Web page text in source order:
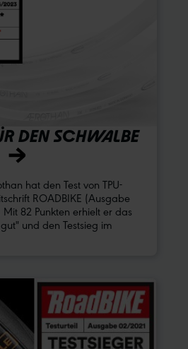
DEN SCHWALBE
hat den Test von TPU-
ROADBIKE (Ausgabe
82 Punkten erhielt er das
und den Testsieg im